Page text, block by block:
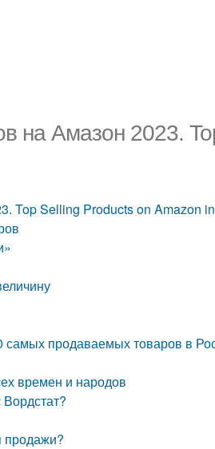
на Амазон 2023.
Top Selling Products on Amazon
продаваемых товаров в
времен и народов
продажи?